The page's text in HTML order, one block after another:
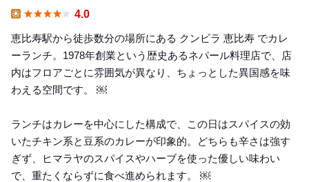
4.0
恵比寿駅から徒歩数分の場所にある クンビラ 恵比寿 でカレ
ーランチ。1978年創業という歴史あるネパール料理店で、店
内はフロアごとに雰囲気が異なり、ちょっとした異国感を味
わえる空間です。 ￼
ランチはカレーを中心にした構成で、この日はスパイスの効
いたチキン系と豆系のカレーが印象的。どちらも辛さは強す
ぎず、ヒマラヤのスパイスやハーブを使った優しい味わい
で、重たくならずに食べ進められます。 ￼